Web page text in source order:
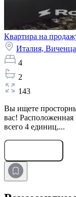
Квартира на
Италия, Виченца
4
2
143
Вы ищете
вас!
всего 4 единиц,...